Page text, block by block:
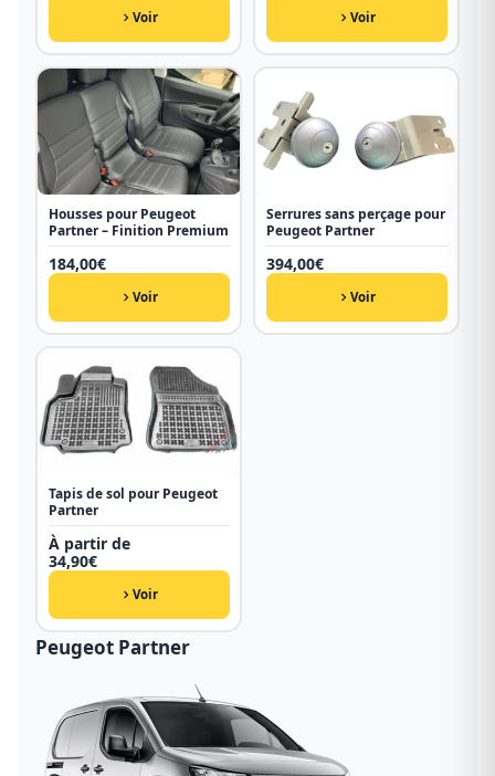
Voir Voir
Housses pour Peugeot
Partner – Finition Premium
184,00€
Voir
Serrures sans perçage pour
Peugeot Partner
394,00€
Voir
Tapis de sol pour Peugeot
Partner
À partir de
34,90€
Voir
Peugeot Partner